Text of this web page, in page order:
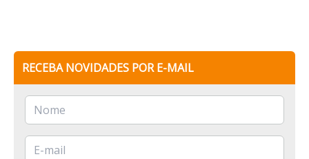
RECEBA NOVIDADES POR E-MAIL